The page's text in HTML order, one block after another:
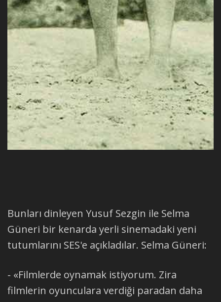
Bunları dinleyen Yusuf Sezgin ile Selma
Güneri bir kenarda yerli sinemadaki yeni
tutumlarını SES'e açıkladılar. Selma Güneri:
- «Filmlerde oynamak istiyorum. Zira
filmlerin oyunculara verdiği paradan daha